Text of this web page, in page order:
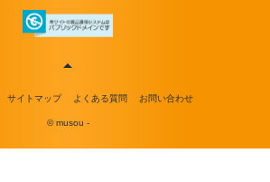
サイトマップ よくある質問 お問い合わせ
© musou -